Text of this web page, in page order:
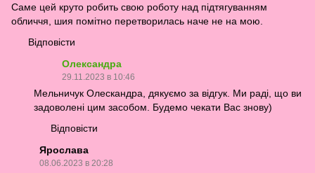
Саме цей круто робить свою роботу над підтягуванням
обличчя, шия помітно перетворилась наче не на мою.
Відповісти
Олександра
29.11.2023 в 10:46
Мельничук Олескандра, дякуємо за відгук. Ми раді, що ви
задоволені цим засобом. Будемо чекати Вас знову)
Відповісти
Ярослава
08.06.2023 в 20:28